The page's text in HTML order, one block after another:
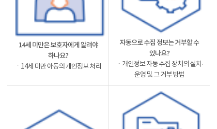
14세 미만은 보호자에게 알려야
하나요?
ㆍ14세 미만 아동의 개인정보 처리
자동으로 수집 정보는 거부할 수
있나요?
ㆍ개인정보 자동 수집 장치의 설치·
운영 및 그 거부 방법